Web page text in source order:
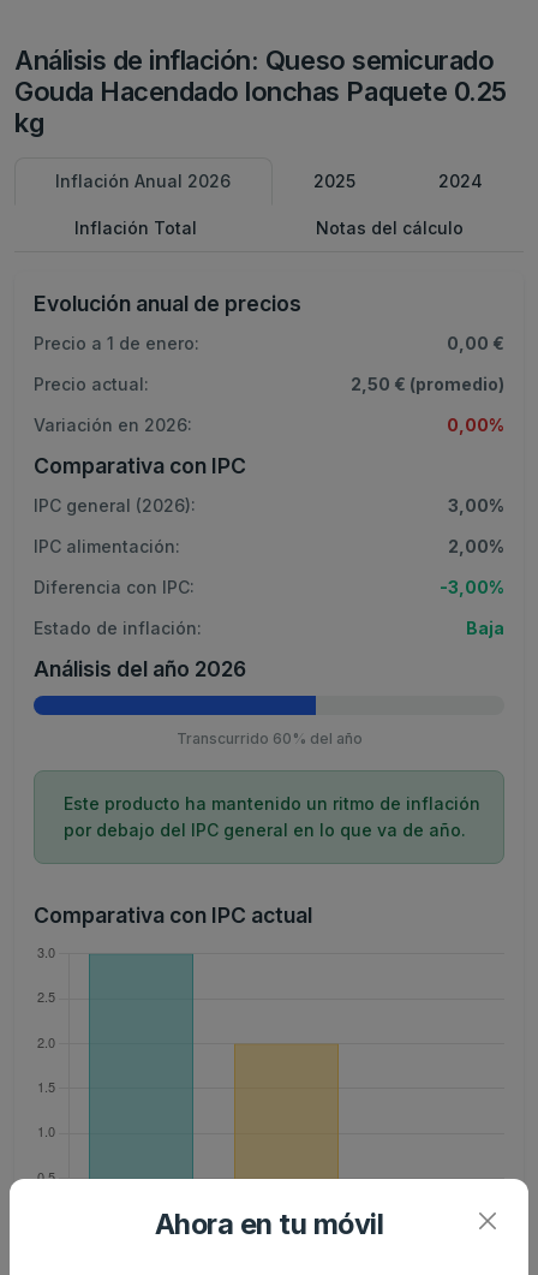
Análisis de inflación: Queso semicurado
Gouda Hacendado lonchas Paquete 0.25
kg
Inflación Anual 2026 2025 2024
Inflación Total Notas del cálculo
Evolución anual de precios
Precio a 1 de enero:
0,00 €
Precio actual:
2,50 € (promedio)
Variación en 2026:
0,00%
Comparativa con IPC
IPC general (2026):
3,00%
IPC alimentación:
2,00%
Diferencia con IPC:
-3,00%
Estado de inflación:
Baja
Análisis del año 2026
Transcurrido 60% del año
Este producto ha mantenido un ritmo de inflación
por debajo del IPC general en lo que va de año.
Comparativa con IPC actual
Ahora en tu móvil